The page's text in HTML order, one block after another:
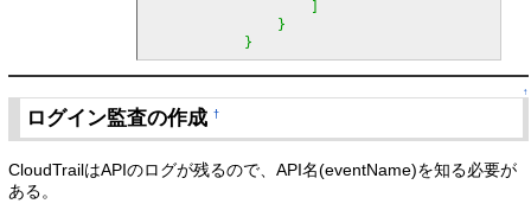
}
}
↑
ログイン監査の作成†
CloudTrailはAPIのログが残るので、API名(eventName)を知る必要が
ある。